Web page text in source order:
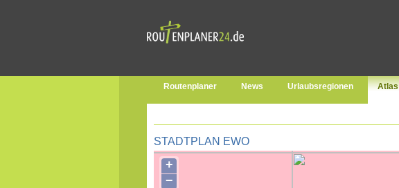
Routenplaner News Urlaubsregionen Atlas
STADTPLAN EWO
+
−